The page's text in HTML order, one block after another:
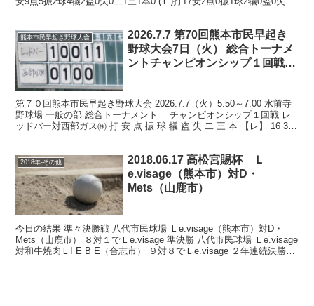
熊本市民早起き野球大会
2026.7.7 第70回熊本市民早起き
野球大会7日（火） 総合トーナメ
ントチャンピオンシップ１回戦
第７０回熊本市民早起き野球大会 2026.7.7（火）5:50～7:00 水前寺
野球場 一般の部 総合トーナメント チャンピオンシップ１回戦 レ
ッドバー対西部ガス㈱ 打 安 点 振 球 犠 盗 失 二 三 本 【レ】 16 3 2
2018年-その他
2018.06.17 高松宮賜杯 Ｌ
e.visage（熊本市）対D・
Mets（山鹿市）
今日の結果 準々決勝戦 八代市民球場 Ｌe.visage（熊本市）対D・
Mets（山鹿市） ８対１でＬe.visage 準決勝 八代市民球場 Ｌe.visage
対和牛焼肉ＬI E B E（合志市） ９対８でＬe.visage ２年連続決勝